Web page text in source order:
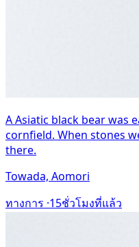
A Asiatic black bear was
cornfield. When stones
there.
Towada, Aomori
ทางการ ·15ชั่วโมงที่แล้ว